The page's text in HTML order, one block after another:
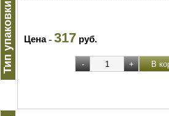
Тип упаковки Цена- 317 руб.